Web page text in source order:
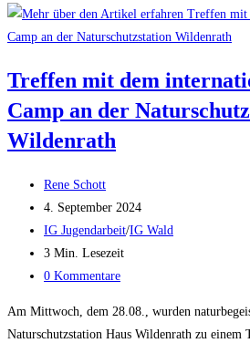
und
Lobbyismus
Recherche
in
–
Treffen mit dem
Camp an der
Wildenrath
Beitrags-
Autor:
Rene Schott
Beitrag
veröffentlicht:
4. September 2024
Beitrags-
Kategorie:
IG Jugendarbeit/IG Wald
Lesedauer:
3 Min. Lesezeit
Beitrags-
0 Kommentare
Am Mittwoch, dem 28.08., wurden
Naturschutzstation Haus Wildenrath zu